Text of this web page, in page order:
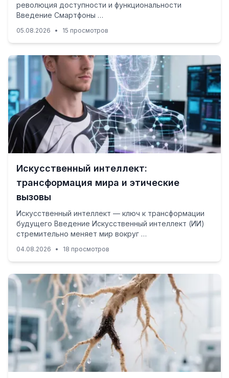
революция доступности и функциональности
Введение Смартфоны …
05.08.2026 • 15 просмотров
Искусственный интеллект:
трансформация мира и этические
вызовы
Искусственный интеллект — ключ к трансформации
будущего Введение Искусственный интеллект (ИИ)
стремительно меняет мир вокруг …
04.08.2026 • 18 просмотров